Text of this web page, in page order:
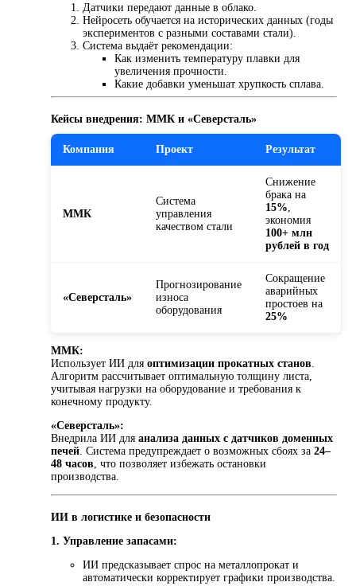
Датчики передают данные в облако.
Нейросеть обучается на исторических данных (годы
экспериментов с разными составами стали).
Система выдаёт рекомендации:
Как изменить температуру плавки для
увеличения прочности.
Какие добавки уменьшат хрупкость сплава.
Кейсы внедрения: ММК и «Северсталь»
Компания Проект Результат
ММК
Система
управления
качеством стали
Снижение
брака на
15%
экономия
100+ млн
рублей в год
«Северсталь»
Прогнозирование
износа
оборудования
Сокращение
аварийных
простоев на
25%
ММК:
Использует ИИ для оптимизации прокатных станов
Алгоритм рассчитывает оптимальную толщину листа,
учитывая нагрузки на оборудование и требования к
конечному продукту.
«Северсталь»:
Внедрила ИИ для анализа данных с датчиков доменных
печей . Система предупреждает о возможных сбоях за 24–
48 часов , что позволяет избежать остановки
производства.
ИИ в логистике и безопасности
1. Управление запасами:
ИИ предсказывает спрос на металлопрокат и
автоматически корректирует графики производства.